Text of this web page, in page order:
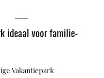
ideaal voor familie-
Vakantiepark